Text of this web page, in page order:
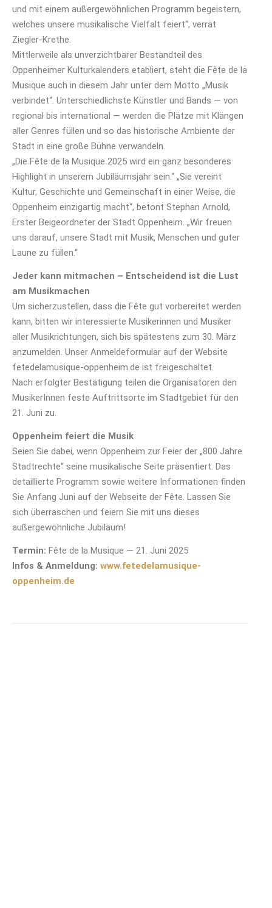
und mit einem außergewöhnlichen Programm begeistern,
welches unsere musikalische Vielfalt feiert“, verrät
Ziegler-Krethe.
Mittlerweile als unverzichtbarer Bestandteil des
Oppenheimer Kulturkalenders etabliert, steht die Fête de la
Musique auch in diesem Jahr unter dem Motto „Musik
verbindet“. Unterschiedlichste Künstler und Bands — von
regional bis international — werden die Plätze mit Klängen
aller Genres füllen und so das historische Ambiente der
Stadt in eine große Bühne verwandeln.
„Die Fête de la Musique 2025 wird ein ganz besonderes
Highlight in unserem Jubiläumsjahr sein.“ „Sie vereint
Kultur, Geschichte und Gemeinschaft in einer Weise, die
Oppenheim einzigartig macht“, betont Stephan Arnold,
Erster Beigeordneter der Stadt Oppenheim. „Wir freuen
uns darauf, unsere Stadt mit Musik, Menschen und guter
Laune zu füllen.“
Jeder kann mitmachen – Entscheidend ist die Lust
am Musikmachen
Um sicherzustellen, dass die Fête gut vorbereitet werden
kann, bitten wir interessierte Musikerinnen und Musiker
aller Musikrichtungen, sich bis spätestens zum 30. März
anzumelden. Unser Anmeldeformular auf der Website
fetedelamusique-oppenheim.de ist freigeschaltet.
Nach erfolgter Bestätigung teilen die Organisatoren den
MusikerInnen feste Auftrittsorte im Stadtgebiet für den
21. Juni zu.
Oppenheim feiert die Musik
Seien Sie dabei, wenn Oppenheim zur Feier der „800 Jahre
Stadtrechte“ seine musikalische Seite präsentiert. Das
detaillierte Programm sowie weitere Informationen finden
Sie Anfang Juni auf der Webseite der Fête. Lassen Sie
sich überraschen und feiern Sie mit uns dieses
außergewöhnliche Jubiläum!
Termin: Fête de la Musique — 21. Juni 2025
Infos & Anmeldung: www.fetedelamusique-
oppenheim.de